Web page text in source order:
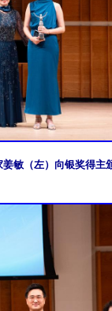
敏（左）向银奖得主